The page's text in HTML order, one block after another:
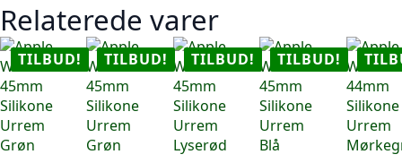
Relaterede varer
TILBUD! TILBUD! TILBUD! TILBUD!